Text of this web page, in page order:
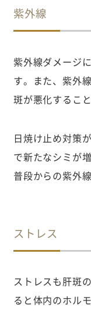
紫外線
紫外線ダメージ
す。また、紫外
斑が悪化するこ
日焼け止め対策
で新たなシミが
普段からの紫外
ストレス
ストレスも肝斑
ると体内のホル